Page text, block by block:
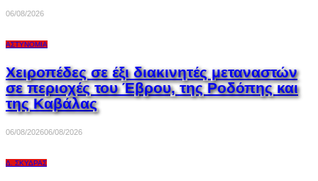
06/08/2026
ΑΣΤΥΝΟΜΊΑ
Χειροπέδες σε έξι διακινητές μεταναστών
σε περιοχές του Έβρου, της Ροδόπης και
της Καβάλας
06/08/202606/08/2026
Δ. ΣΚΎΔΡΑΣ